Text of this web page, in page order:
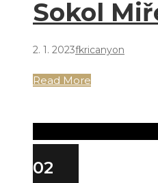
Sokol
2. 1. 2023fkricanyon
Read More
02